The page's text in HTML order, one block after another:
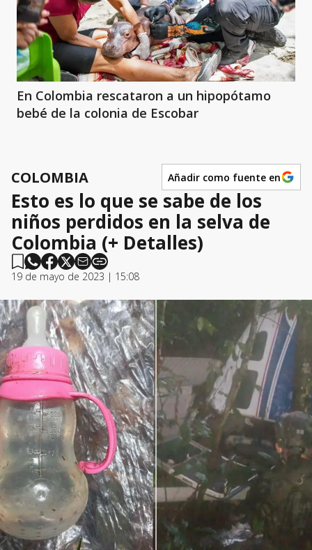
En Colombia rescataron a un hipopótamo
bebé de la colonia de Escobar
COLOMBIA Añadir como fuente en
Esto es lo que se sabe de los
niños perdidos en la selva de
Colombia (+ Detalles)
19 de mayo de 2023 | 15:08